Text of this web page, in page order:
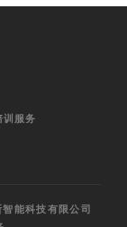
服务
能科技有限公司